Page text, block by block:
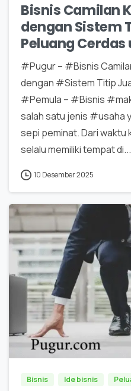
Bisnis Camilan
dengan Sistem
Peluang
#Pugur – #Bisnis
dengan #Sistem Titip
#Pemula – #Bisnis
salah satu jenis #usaha
sepi peminat. Dari waktu
selalu memiliki tempat di...
10 Desember 2025
Bisnis Ide bisnis